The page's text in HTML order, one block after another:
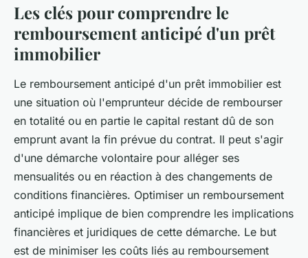
Les clés pour comprendre le
remboursement anticipé d'un prêt
immobilier
Le remboursement anticipé d'un prêt immobilier est
une situation où l'emprunteur décide de rembourser
en totalité ou en partie le capital restant dû de son
emprunt avant la fin prévue du contrat. Il peut s'agir
d'une démarche volontaire pour alléger ses
mensualités ou en réaction à des changements de
conditions financières. Optimiser un remboursement
anticipé implique de bien comprendre les implications
financières et juridiques de cette démarche. Le but
est de minimiser les coûts liés au remboursement